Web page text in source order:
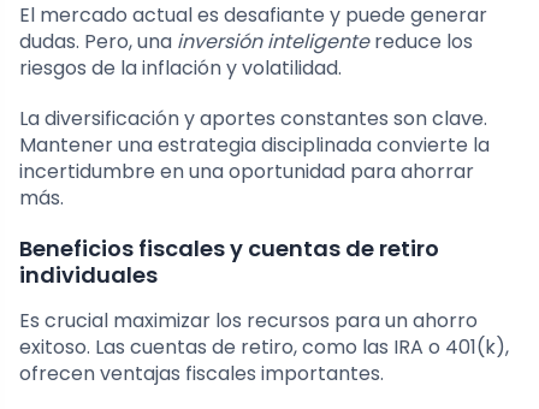
El mercado actual es desafiante y puede generar
dudas. Pero, una inversión inteligentereduce los
riesgos de la inflación y volatilidad.
La diversificación y aportes constantes son clave.
Mantener una estrategia disciplinada convierte la
incertidumbre en una oportunidad para ahorrar
más.
Beneficios fiscales y cuentas de retiro
individuales
Es crucial maximizar los recursos para un ahorro
exitoso. Las cuentas de retiro, como las IRA o 401(k),
ofrecen ventajas fiscales importantes.